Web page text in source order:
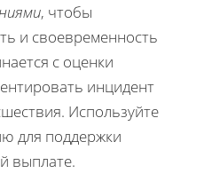
, чтобы
и своевременность
с оценки
инцидент
Используйте
для поддержки
выплате.